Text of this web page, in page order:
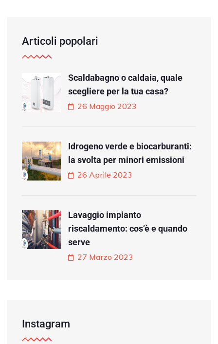
Articoli popolari
Scaldabagno o caldaia, quale
scegliere per la tua casa?
26 Maggio 2023
Idrogeno verde e biocarburanti:
la svolta per minori emissioni
26 Aprile 2023
Lavaggio impianto
riscaldamento: cos’è e quando
serve
27 Marzo 2023
Instagram